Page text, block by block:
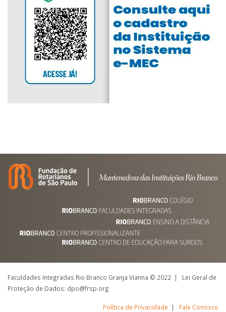
Faculdades Integradas Rio Branco Granja Vianna © 2022 | Lei Geral de
Proteção de Dados: dpo@frsp.org
Política de Privacidade | Fale Conosco